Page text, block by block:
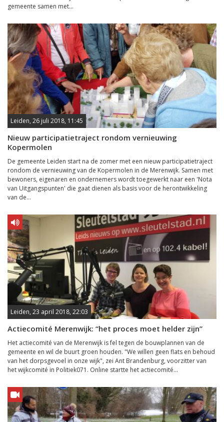
gemeente samen met...
Leiden, 26 juli 2018, 11:45
Nieuw participatietraject rondom vernieuwing
Kopermolen
De gemeente Leiden start na de zomer met een nieuw participatietraject
rondom de vernieuwing van de Kopermolen in de Merenwijk. Samen met
bewoners, eigenaren en ondernemers wordt toegewerkt naar een 'Nota
van Uitgangspunten' die gaat dienen als basis voor de herontwikkeling
van de...
Leiden, 23 april 2018, 22:03
Actiecomité Merenwijk: “het proces moet helder zijn”
Het actiecomité van de Merenwijk is fel tegen de bouwplannen van de
gemeente en wil de buurt groen houden. "We willen geen flats en behoud
van het dorpsgevoel in onze wijk", zei Ant Brandenburg, voorzitter van
het wijkcomité in Politiek071. Online startte het actiecomité...